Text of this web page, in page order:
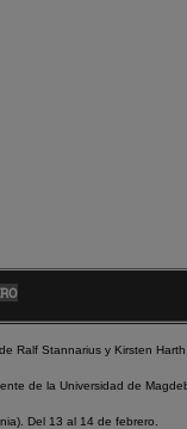
de Ralf Stannarius y Kirsten
de la Universidad de
Del 13 al 14 de febrero.